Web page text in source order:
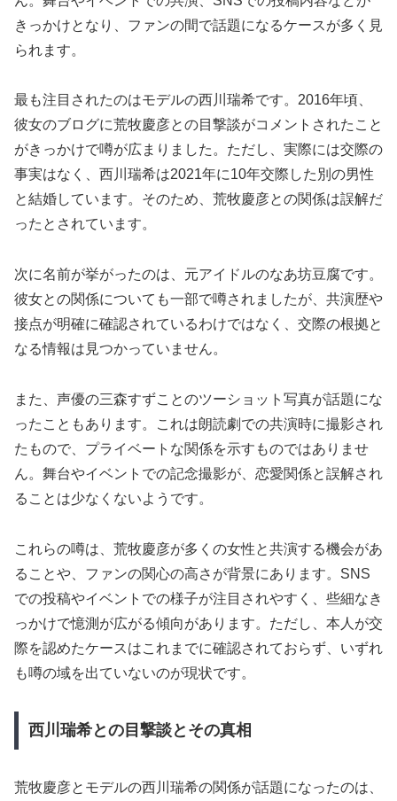
きっかけとなり、ファンの間で話題になるケースが多く見
られます。
最も注目されたのはモデルの西川瑞希です。2016年頃、
彼女のブログに荒牧慶彦との目撃談がコメントされたこと
がきっかけで噂が広まりました。ただし、実際には交際の
事実はなく、西川瑞希は2021年に10年交際した別の男性
と結婚しています。そのため、荒牧慶彦との関係は誤解だ
ったとされています。
次に名前が挙がったのは、元アイドルのなあ坊豆腐です。
彼女との関係についても一部で噂されましたが、共演歴や
接点が明確に確認されているわけではなく、交際の根拠と
なる情報は見つかっていません。
また、声優の三森すずことのツーショット写真が話題にな
ったこともあります。これは朗読劇での共演時に撮影され
たもので、プライベートな関係を示すものではありませ
ん。舞台やイベントでの記念撮影が、恋愛関係と誤解され
ることは少なくないようです。
これらの噂は、荒牧慶彦が多くの女性と共演する機会があ
ることや、ファンの関心の高さが背景にあります。SNS
での投稿やイベントでの様子が注目されやすく、些細なき
っかけで憶測が広がる傾向があります。ただし、本人が交
際を認めたケースはこれまでに確認されておらず、いずれ
も噂の域を出ていないのが現状です。
西川瑞希との目撃談とその真相
荒牧慶彦とモデルの西川瑞希の関係が話題になったのは、